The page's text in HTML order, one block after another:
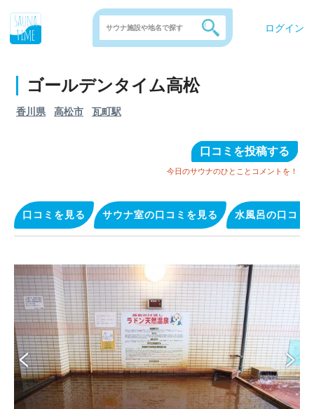
ログイン
ゴールデンタイム高松
香川県 高松市 瓦町駅
口コミを投稿する
今日のサウナのひとことコメントを！
口コミを見る サウナ室の口コミを見る 水風呂の口コミ